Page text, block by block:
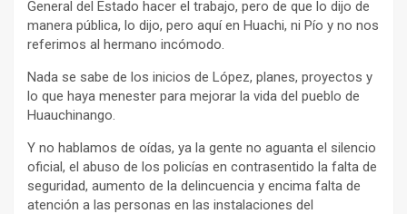
General del Estado hacer el trabajo, pero de que lo dijo de
manera pública, lo dijo, pero aquí en Huachi, ni Pío y no nos
referimos al hermano incómodo.
Nada se sabe de los inicios de López, planes, proyectos y
lo que haya menester para mejorar la vida del pueblo de
Huauchinango.
Y no hablamos de oídas, ya la gente no aguanta el silencio
oficial, el abuso de los policías en contrasentido la falta de
seguridad, aumento de la delincuencia y encima falta de
atención a las personas en las instalaciones del